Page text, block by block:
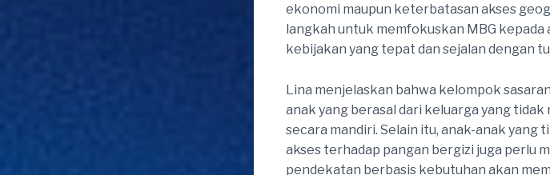
ekonomi maupun keterbatasan akses
langkah untuk memfokuskan MBG
kebijakan yang tepat dan sejalan dengan
Lina menjelaskan bahwa kelompok
anak yang berasal dari keluarga yang
secara mandiri. Selain itu, anak-anak
akses terhadap pangan bergizi juga perlu
pendekatan berbasis kebutuhan akan